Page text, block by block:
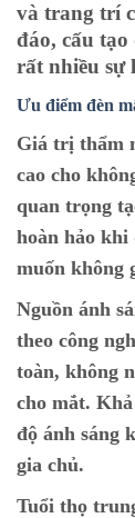
và trang trí
đáo, cấu
rất nhiều sự
Ưu điểm đèn
Giá trị thẩm
cao cho
quan trọng
hoàn hảo khi
muốn không
Nguồn ánh
theo công
toàn, không
cho mắt.
độ ánh sáng
gia chủ.
Tuổi thọ